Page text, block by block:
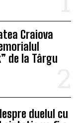
Craiova
de la Târgu
duelul cu